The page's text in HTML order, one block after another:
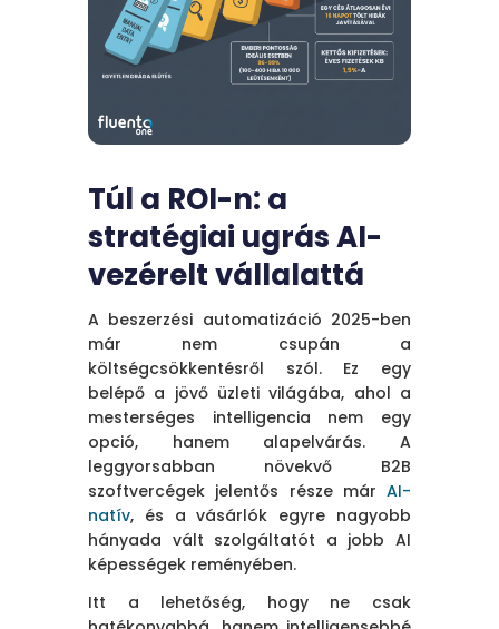
Túl a ROI-n: a
stratégiai ugrás AI-
vezérelt vállalattá
A beszerzési automatizáció 2025-ben
már nem csupán a
költségcsökkentésről szól. Ez egy
belépő a jövő üzleti világába, ahol a
mesterséges intelligencia nem egy
opció, hanem alapelvárás. A
leggyorsabban növekvő B2B
szoftvercégek jelentős része már AI-
natív, és a vásárlók egyre nagyobb
hányada vált szolgáltatót a jobb AI
képességek reményében.
Itt a lehetőség, hogy ne csak